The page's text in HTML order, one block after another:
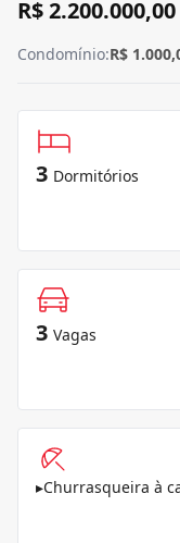
R$ 2.200.000,00
Condomínio:R$
3 Dormitórios
3 Vagas
▸Churrasqueira à